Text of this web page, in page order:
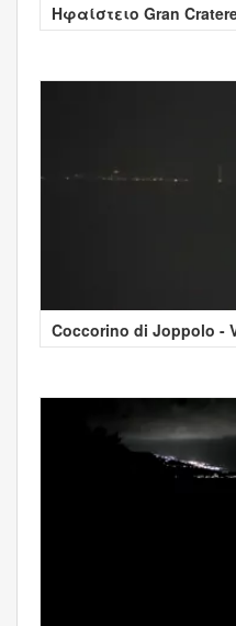
Ηφαίστειο Gran
Coccorino di Joppolo -